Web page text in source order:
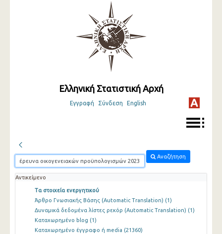
Ελληνική Στατιστική Αρχή
Εγγραφή Σύνδεση English
Αναζήτηση
Αντικείμενο
Τα στοιχεία ενεργητικού
Άρθρο Γνωσιακής Βάσης (Automatic Translation) (1)
Δυναμικά δεδομένα λίστες ρεκόρ (Automatic Translation) (1)
Καταχωρημένο blog (1)
Καταχωρημένο έγγραφο ή media (21360)